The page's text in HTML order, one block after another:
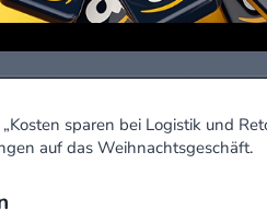
sparen bei Logistik und
auf das Weihnachtsgeschäft.